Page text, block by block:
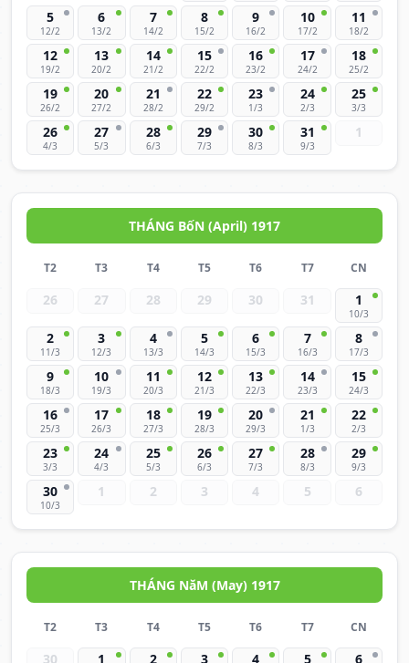
5
12/2
6
13/2
7
14/2
8
15/2
9
16/2
10
17/2
11
18/2
12
19/2
13
20/2
14
21/2
15
22/2
16
23/2
17
24/2
18
25/2
19
26/2
20
27/2
21
28/2
22
29/2
23
1/3
24
2/3
25
3/3
26
4/3
27
5/3
28
6/3
29
7/3
30
8/3
31
9/3
1
THÁNG BốN (April) 1917
T2 T3 T4 T5 T6 T7 CN
26 27 28 29 30 31 1
10/3
2
11/3
3
12/3
4
13/3
5
14/3
6
15/3
7
16/3
8
17/3
9
18/3
10
19/3
11
20/3
12
21/3
13
22/3
14
23/3
15
24/3
16
25/3
17
26/3
18
27/3
19
28/3
20
29/3
21
1/3
22
2/3
23
3/3
24
4/3
25
5/3
26
6/3
27
7/3
28
8/3
29
9/3
30
10/3
1 2 3 4 5 6
THÁNG NăM (May) 1917
T2 T3 T4 T5 T6 T7 CN
30 1 2 3 4 5 6